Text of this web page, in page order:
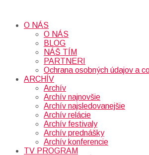
O NÁS
O NÁS
BLOG
NÁŠ TÍM
PARTNERI
Ochrana osobných údajov a
ARCHÍV
Archív
Archív najnovšie
Archív najsledovanejšie
Archív relácie
Archív festivaly
Archív prednášky
Archív konferencie
TV PROGRAM